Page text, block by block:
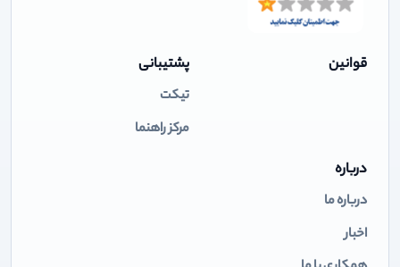
قوانین پشتیبانی
تیکت
مرکز راهنما
درباره
درباره ما
اخبار